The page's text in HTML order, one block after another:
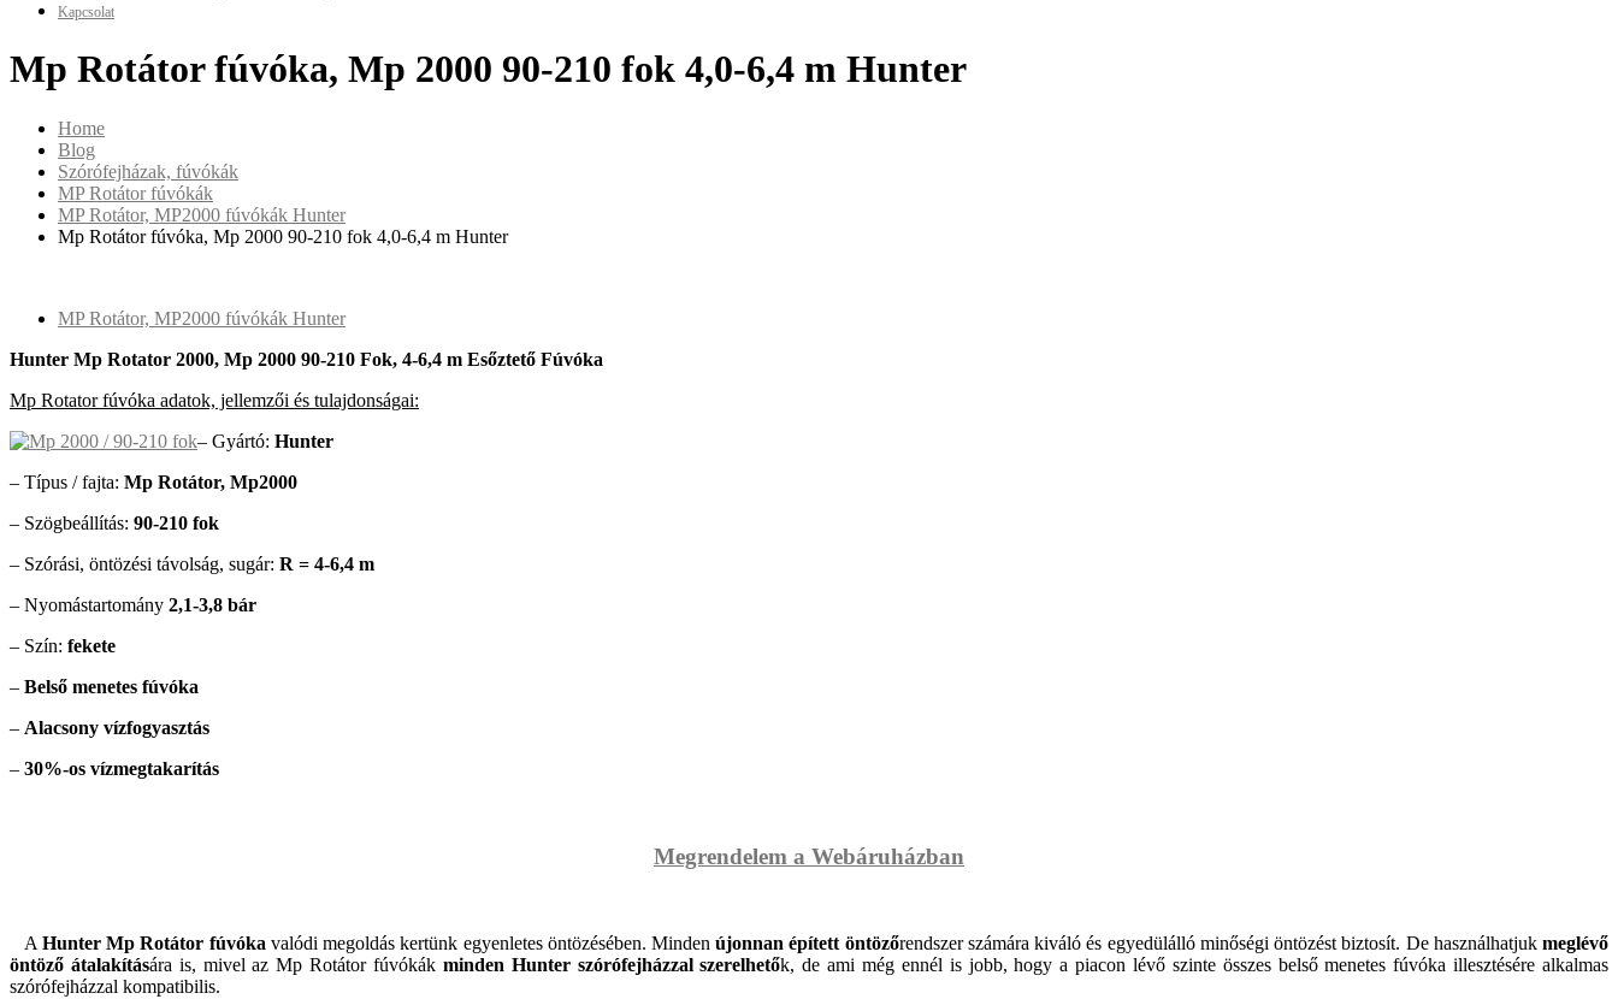
Kapcsolat
Mp Rotátor fúvóka, Mp 2000 90-210 fok 4,0-6,4 m Hunter
Home
Blog
Szórófejházak, fúvókák
MP Rotátor fúvókák
MP Rotátor, MP2000 fúvókák Hunter
Mp Rotátor fúvóka, Mp 2000 90-210 fok 4,0-6,4 m Hunter
MP Rotátor, MP2000 fúvókák Hunter
Hunter Mp Rotator 2000, Mp 2000 90-210 Fok, 4-6,4 m Esőztető Fúvóka
Mp Rotator fúvóka adatok, jellemzői és tulajdonságai:
– Gyártó: Hunter
– Típus / fajta: Mp Rotátor, Mp2000
– Szögbeállítás: 90-210 fok
– Szórási, öntözési távolság, sugár: R = 4-6,4 m
– Nyomástartomány 2,1-3,8 bár
– Szín: fekete
– Belső menetes fúvóka
– Alacsony vízfogyasztás
– 30%-os vízmegtakarítás
Megrendelem a Webáruházban
A Hunter Mp Rotátor fúvóka valódi megoldás kertünk egyenletes öntözésében. Mindenújonnan épített öntözőrendszer számára kiváló és egyedülálló minőségi öntözést biztosít. De használhatjukmeglévő
öntöző átalakítására is, mivel az Mp Rotátor fúvókák minden Hunter szórófejházzal szerelhetők, de ami még ennél is jobb, hogy a piacon lévő szinte összes belső menetes fúvóka illesztésére alkalmas
szórófejházzal kompatibilis.